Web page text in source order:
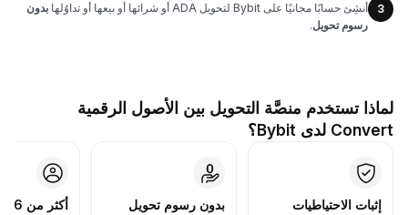
3
أنشِئ حسابًا مجانيًا على Bybit لتحويل ADA أو شرائها أو بيعها أو تداوُلها
بدون
رسوم تحويل.
لماذا تستخدم منصَّة التحويل بين الأصول الرقمية
Convert لدى Bybit؟
إثبات الاحتياطيات
بدون رسوم تحويل